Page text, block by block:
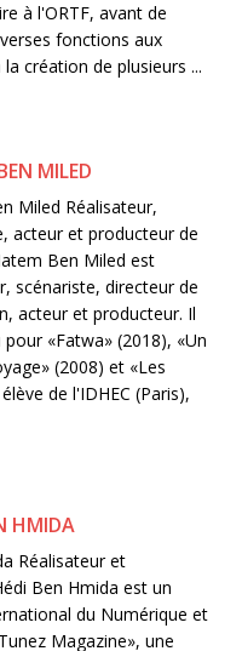
à l'ORTF, avant de
fonctions aux
création de plusieurs ...
MILED
Miled Réalisateur,
acteur et producteur de
Ben Miled est
scénariste, directeur de
acteur et producteur. Il
«Fatwa» (2018), «Un
(2008) et «Les
de l'IDHEC (Paris),
HMIDA
Réalisateur et
Ben Hmida est un
du Numérique et
Magazine», une